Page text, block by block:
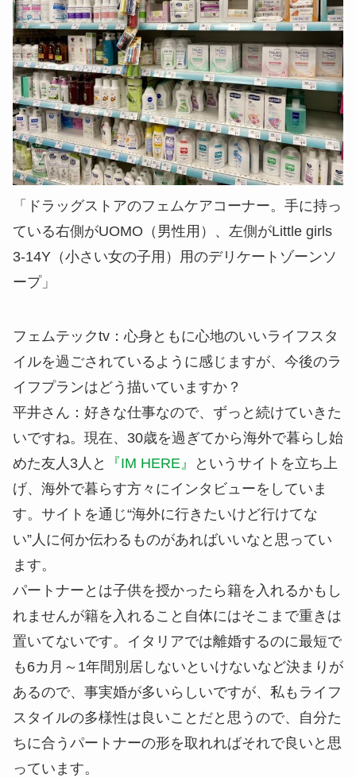
「ドラッグストアのフェムケアコーナー。手に持っ
ている右側がUOMO（男性用）、左側がLittle girls
3-14Y（小さい女の子用）用のデリケートゾーンソ
ープ」
フェムテックtv：心身ともに心地のいいライフスタ
イルを過ごされているように感じますが、今後のラ
イフプランはどう描いていますか？
平井さん： 好きな仕事なので、ずっと続けていきた
いですね。現在、30歳を過ぎてから海外で暮らし始
めた友人3人と
『IM HERE』
というサイトを立ち上
げ、海外で暮らす方々にインタビューをしていま
す。サイトを通じ“海外に行きたいけど行けてな
い”人に何か伝わるものがあればいいなと思ってい
ます。
パートナーとは子供を授かったら籍を入れるかもし
れませんが籍を入れること自体にはそこまで重きは
置いてないです。イタリアでは離婚するのに最短で
も6カ月～1年間別居しないといけないなど決まりが
あるので、事実婚が多いらしいですが、私もライフ
スタイルの多様性は良いことだと思うので、自分た
ちに合うパートナーの形を取れればそれで良いと思
っています。